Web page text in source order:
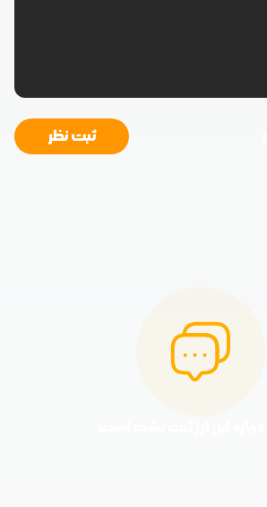
ثبت نظر